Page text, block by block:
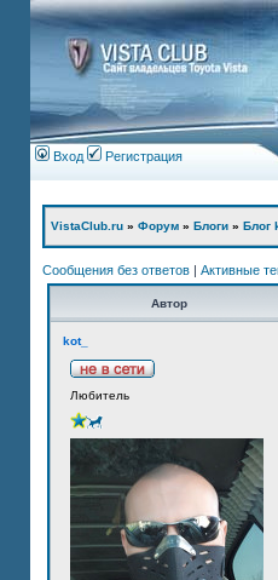
Вход Регистрация
VistaClub.ru » Форум » Блоги » Блог
Сообщения без ответов | Активные
Автор
kot_
Любитель